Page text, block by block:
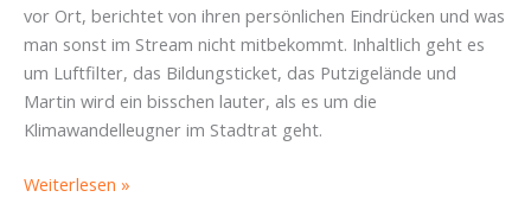
vor Ort, berichtet von ihren persönlichen Eindrücken und was
man sonst im Stream nicht mitbekommt. Inhaltlich geht es
um Luftfilter, das Bildungsticket, das Putzigelände und
Martin wird ein bisschen lauter, als es um die
Klimawandelleugner im Stadtrat geht.
Piratencast
Weiterlesen »